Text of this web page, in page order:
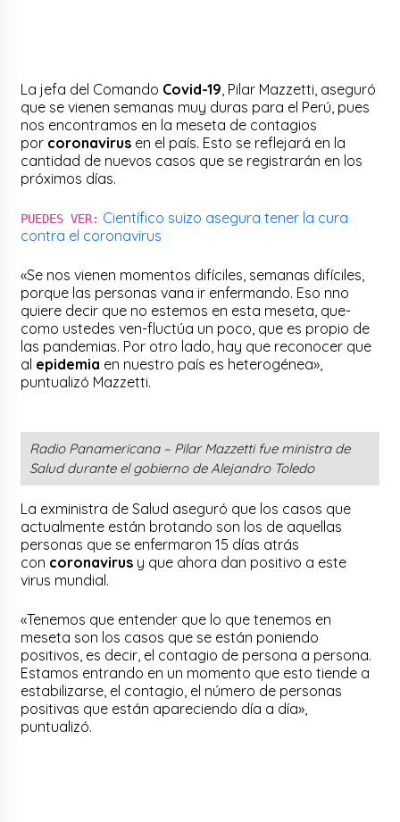
La jefa del Comando Covid-19 , Pilar Mazzetti, aseguró
que se vienen semanas muy duras para el Perú, pues
nos encontramos en la meseta de contagios
por coronavirus en el país. Esto se reflejará en la
cantidad de nuevos casos que se registrarán en los
próximos días.
PUEDES VER: Científico suizo asegura tener la cura
contra el coronavirus
«Se nos vienen momentos difíciles, semanas difíciles,
porque las personas vana ir enfermando. Eso nno
quiere decir que no estemos en esta meseta, que-
como ustedes ven-fluctúa un poco, que es propio de
las pandemias. Por otro lado, hay que reconocer que
al epidemia en nuestro país es heterogénea»,
puntualizó Mazzetti.
Radio Panamericana – Pilar Mazzetti fue ministra de
Salud durante el gobierno de Alejandro Toledo
La exministra de Salud aseguró que los casos que
actualmente están brotando son los de aquellas
personas que se enfermaron 15 días atrás
con coronavirus y que ahora dan positivo a este
virus mundial.
«Tenemos que entender que lo que tenemos en
meseta son los casos que se están poniendo
positivos, es decir, el contagio de persona a persona.
Estamos entrando en un momento que esto tiende a
estabilizarse, el contagio, el número de personas
positivas que están apareciendo día a día»,
puntualizó.